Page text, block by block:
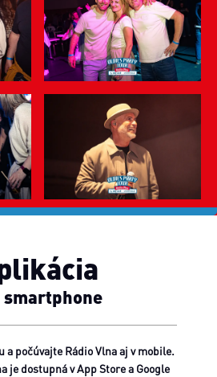
smartphone
počúvajte Rádio Vlna aj v mobile.
je dostupná v App Store a Google